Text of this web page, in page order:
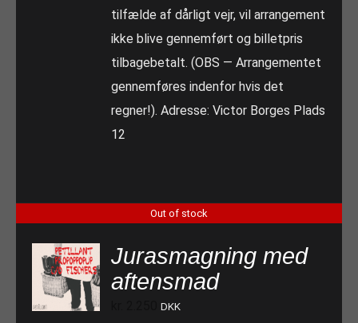
tilfælde af dårligt vejr, vil arrangement
ikke blive gennemført og billetpris
tilbagebetalt. (OBS — Arrangementet
gennemføres indenfor hvis det
regner!). Adresse: Victor Borges Plads
12
Out of stock
Jurasmagning med
aftensmad
DKK